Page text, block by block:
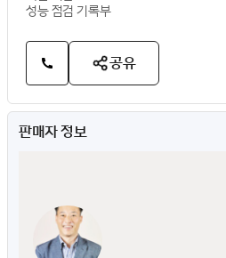
성능 점검 기록부
공유
판매자 정보